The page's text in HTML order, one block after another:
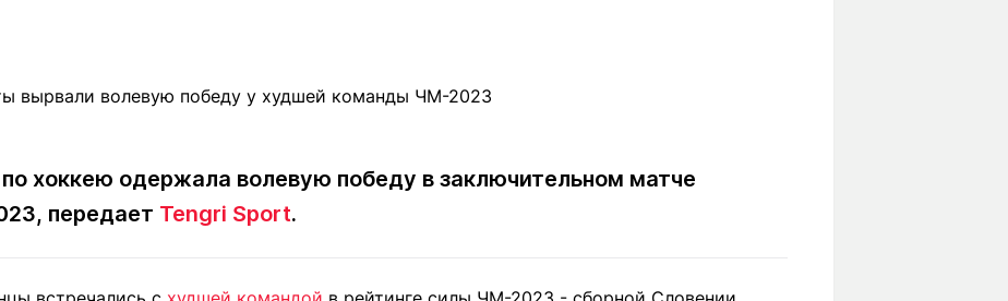
чемпионов
Спецпроекты
хоккею одержала волевую победу в заключительном матче
передает Tengri Sport.